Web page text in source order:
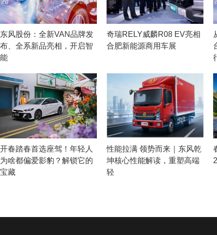
东风股份：全新VAN品牌发
布、全系新品亮相，开启智
能
奇瑞RELY威麟R08 EV亮相
合肥新能源商用车展
开春踏春首选座驾！年轻人
为啥都偏爱影豹？解锁它的
宝藏
性能拉满 领势而来｜东风乾
坤核心性能解读，重塑高端
轻